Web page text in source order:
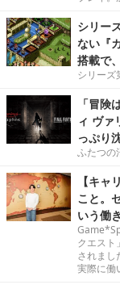
シリー
ない『
搭載で
シリーズ
「冒険
ィ ヴァ
っぷり
ふたつの
【キ
こと。
いう働
クエスト
されまし
実際に働